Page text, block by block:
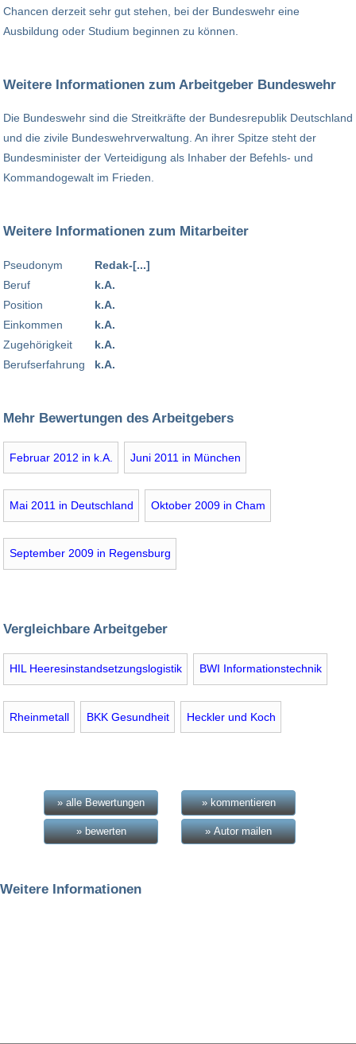
Chancen derzeit sehr gut stehen, bei der Bundeswehr eine
Ausbildung oder Studium beginnen zu können.
Weitere Informationen zum Arbeitgeber Bundeswehr
Die Bundeswehr sind die Streitkräfte der Bundesrepublik Deutschland
und die zivile Bundeswehrverwaltung. An ihrer Spitze steht der
Bundesminister der Verteidigung als Inhaber der Befehls- und
Kommandogewalt im Frieden.
Weitere Informationen zum Mitarbeiter
Pseudonym
Beruf
Position
Einkommen
Zugehörigkeit
Berufserfahrung
Redak-[...]
k.A.
k.A.
k.A.
k.A.
k.A.
Mehr Bewertungen des Arbeitgebers
Februar 2012 in k.A. Juni 2011 in München
Mai 2011 in Deutschland Oktober 2009 in Cham
September 2009 in Regensburg
Vergleichbare Arbeitgeber
HIL Heeresinstandsetzungslogistik BWI Informationstechnik
Rheinmetall BKK Gesundheit Heckler und Koch
» alle Bewertungen » kommentieren
» bewerten » Autor mailen
Weitere Informationen